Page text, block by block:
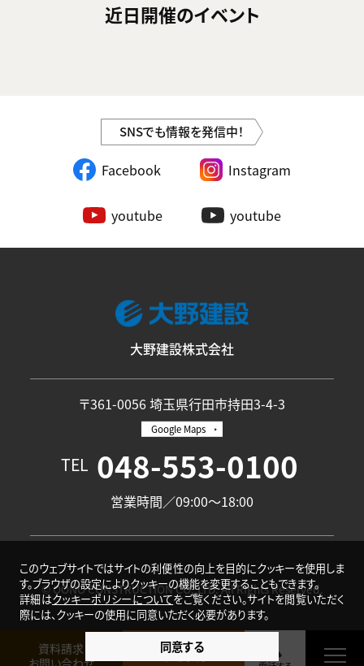
近日開催のイベント
SNSでも情報を発信中！
Facebook Instagram
youtube youtube
大野建設株式会社
〒361-0056 埼玉県行田市持田3-4-3
Google Maps
TEL 048-553-0100
営業時間／09:00〜18:00
© OONO CONSTRUCTION CO.,LTD. All Rights Reserved.
資料請求
来場予約
このウェブサイトではサイトの利便性の向上を目的にクッキーを使用しま
す。ブラウザの設定によりクッキーの機能を変更することもできます。
詳細はクッキーポリシーについてをご覧ください。サイトを閲覧いただく
際には、クッキーの使用に同意いただく必要があります。
同意する